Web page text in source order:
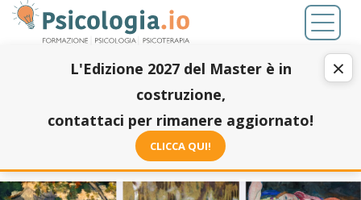
L'Edizione 2027 del Master è in
costruzione,
contattaci per rimanere aggiornato!
CLICCA QUI!
×
Salta